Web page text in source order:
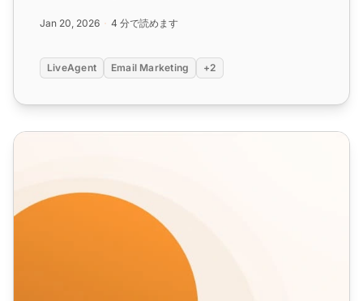
す。戦略的なメールシーケンスで顧客を維持しましょ
Jan 20, 2026 4 分で読めます
LiveAgent Email Marketing +2
再購入メールテンプレート